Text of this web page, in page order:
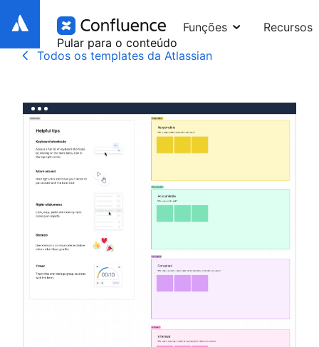
Pular para o conteúdo
Funções
Recursos
Todos os templates da Atlassian